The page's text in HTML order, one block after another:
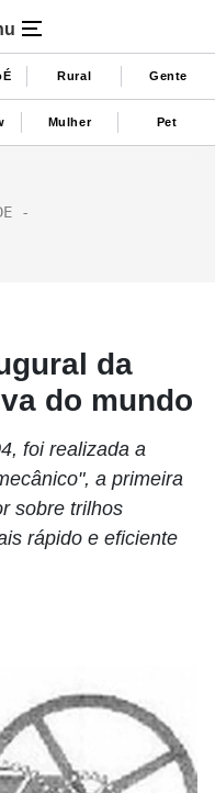
Rural Gente
Mulher Pet
da
do mundo
foi realizada a
a primeira
sobre trilhos
rápido e eficiente